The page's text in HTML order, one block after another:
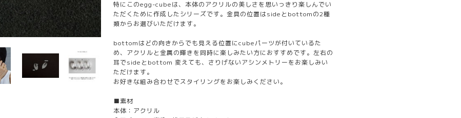
特にこのegg-cubeは、本体のアクリルの美しさを思いっきり楽しんでい
ただくために作成したシリーズです。金具の位置はsideとbottomの2種
類からお選びいただけます。
bottomはどの向きからでも見える位置にcubeパーツが付いているた
め、アクリルと金属の輝きを同時に楽しみたい方におすすめです。左右の
耳でsideとbottom 変えても、さりげないアシンメトリーをお楽しみい
ただけます。
お好きな組み合わせでスタイリングをお楽しみください。
■素材
本体：アクリル